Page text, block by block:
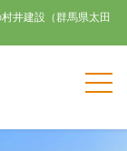
井建設（群馬県太田